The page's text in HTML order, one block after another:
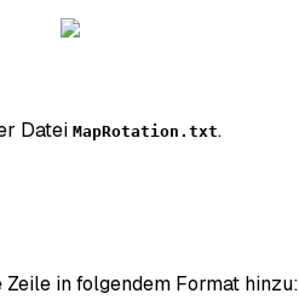
Datei MapRotation.txt.
in folgendem Format hinzu: